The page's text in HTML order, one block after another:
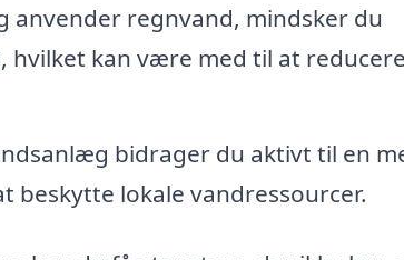
anvender regnvand, mindsker du
hvilket kan være med til at reducere
bidrager du aktivt til en
lokale vandressourcer.